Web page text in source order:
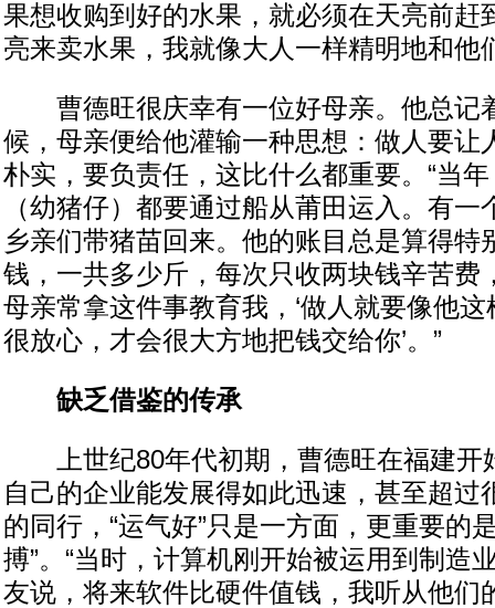
果想收购到好的水果，就必须在天亮前赶
亮来卖水果，我就像大人一样精明地和他
曹德旺很庆幸有一位好母亲。他总记
候，母亲便给他灌输一种思想：做人要让
朴实，要负责任，这比什么都重要。“当
（幼猪仔）都要通过船从莆田运入。有一
乡亲们带猪苗回来。他的账目总是算得特
钱，一共多少斤，每次只收两块钱辛苦费
母亲常拿这件事教育我，‘做人就要像他
很放心，才会很大方地把钱交给你’。”
缺乏借鉴的传承
上世纪80年代初期，曹德旺在福建开
自己的企业能发展得如此迅速，甚至超过
的同行，“运气好”只是一方面，更重要的
搏”。“当时，计算机刚开始被运用到制造
友说，将来软件比硬件值钱，我听从他们